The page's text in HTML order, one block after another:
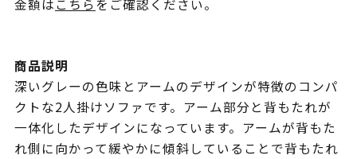
金額はこちらをご確認ください。
商品説明
深いグレーの色味とアームのデザインが特徴のコンパ
クトな2人掛けソファです。アーム部分と背もたれが
一体化したデザインになっています。アームが背もた
れ側に向かって緩やかに傾斜していることで背もたれ